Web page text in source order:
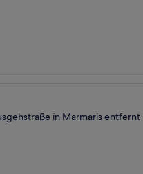
in Marmaris entfernt